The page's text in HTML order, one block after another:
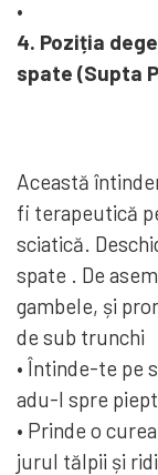
•
4. Poziția
spate (Supta
Această
fi terapeutică
sciatică.
spate . De
gambele, și
de sub trunchi
• Întinde-te pe
adu-l spre
• Prinde o
jurul tălpii și